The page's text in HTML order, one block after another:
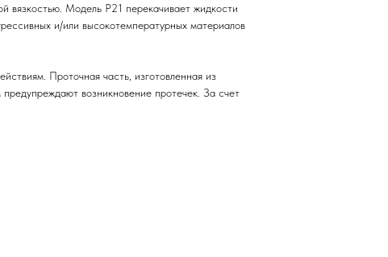
вязкостью. Модель P21 перекачивает жидкости
и/или высокотемпературных материалов
Проточная часть, изготовленная из
возникновение протечек. За счет